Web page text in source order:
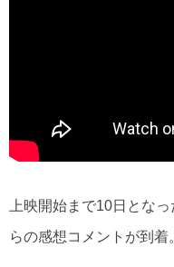
上映開始まで10日とな
らの感想コメントが到着